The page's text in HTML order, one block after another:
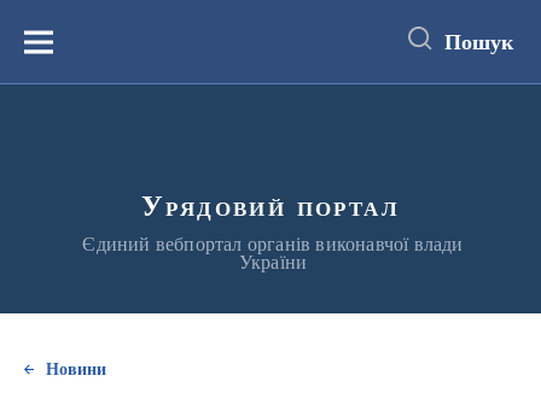
вмістуМеню Пошук
Урядовий портал
Єдиний вебпортал органів виконавчої влади
України
Новини